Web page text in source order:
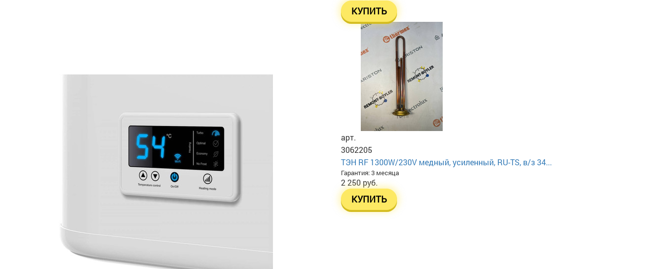
КУПИТЬ
арт.
3062205
ТЭН RF 1300W/230V медный, усиленный, RU-TS, в/з 34...
Гарантия: 3 месяца
2 250 руб.
КУПИТЬ